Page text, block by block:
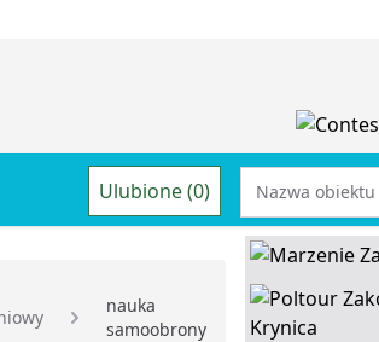
Ulubione (0)
nauka
samoobrony